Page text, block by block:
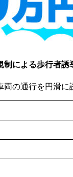
による歩行者誘
の通行を円滑